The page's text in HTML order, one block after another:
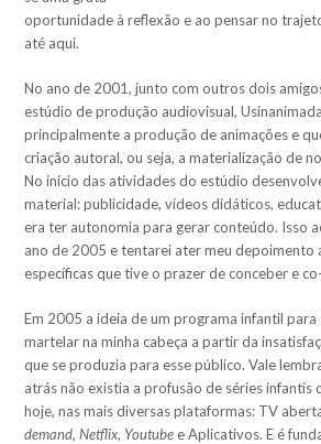
oportunidade à reflexão e ao pensar no
até aqui.
No ano de 2001, junto com outros dois
estúdio de produção audiovisual,
principalmente a produção de animações e
criação autoral, ou seja, a materialização de
No início das atividades do estúdio
material: publicidade, vídeos didáticos,
era ter autonomia para gerar conteúdo. Isso
ano de 2005 e tentarei ater meu depoimento
específicas que tive o prazer de conceber e
Em 2005 a ideia de um programa infantil para
martelar na minha cabeça a partir da
que se produzia para esse público. Vale
atrás não existia a profusão de séries infantis
hoje, nas mais diversas plataformas: TV
demand, Netflix, Youtubee Aplicativos. E é